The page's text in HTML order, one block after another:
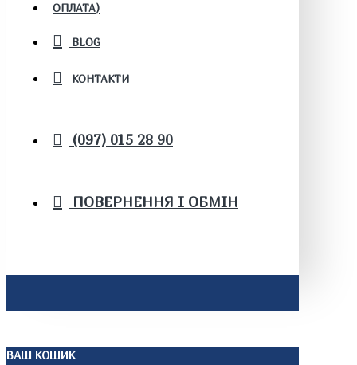
ОПЛАТА)
BLOG
КОНТАКТИ
(097) 015 28 90
ПОВЕРНЕННЯ І ОБМІН
ВАШ КОШИК